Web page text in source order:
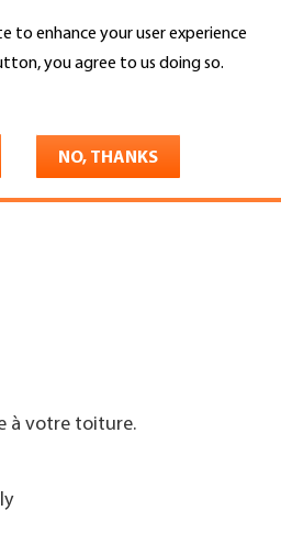
to enhance your user experience
you agree to us doing so.
NO, THANKS
Search
Sàrl
à votre toiture.